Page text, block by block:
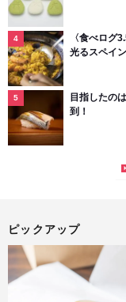
〈食べログ
光るスペイ
目指したの
到！
ピックアップ